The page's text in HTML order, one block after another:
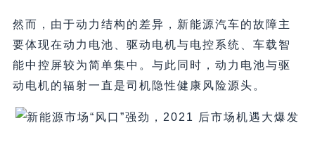
然而，由于动力结构的差异，新能源汽车的故障主
要体现在动力电池、驱动电机与电控系统、车载智
能中控屏较为简单集中。与此同时，动力电池与驱
动电机的辐射一直是司机隐性健康风险源头。